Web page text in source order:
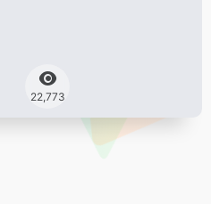
22,773